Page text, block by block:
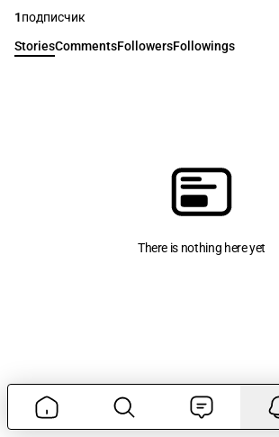
1подписчик
StoriesCommentsFollowersFollowings
There is nothing here yet